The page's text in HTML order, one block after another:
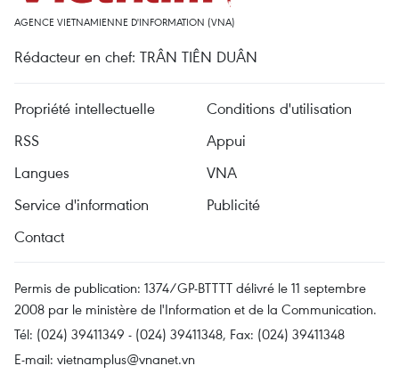
AGENCE VIETNAMIENNE D'INFORMATION (VNA)
Rédacteur en chef: TRÂN TIÊN DUÂN
Propriété intellectuelle
Conditions d'utilisation
RSS
Appui
Langues
VNA
Service d'information
Publicité
Contact
Permis de publication: 1374/GP-BTTTT délivré le 11 septembre
2008 par le ministère de l'Information et de la Communication.
Tél: (024) 39411349 - (024) 39411348, Fax: (024) 39411348
E-mail: vietnamplus@vnanet.vn